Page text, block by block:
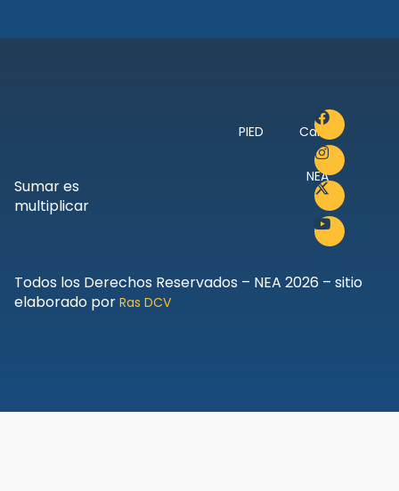
Sumar es
multiplicar
PIED Canal
NEA
Todos los Derechos Reservados – NEA 2026 – sitio
elaborado por Ras DCV